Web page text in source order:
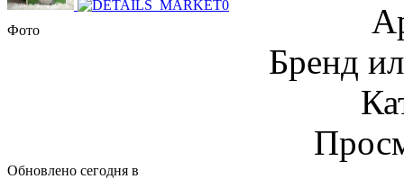
Фото
Бренд
Обновлено сегодня в